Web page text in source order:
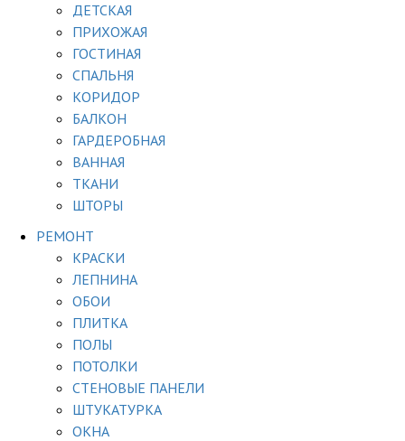
ДЕТСКАЯ
ПРИХОЖАЯ
ГОСТИНАЯ
СПАЛЬНЯ
КОРИДОР
БАЛКОН
ГАРДЕРОБНАЯ
ВАННАЯ
ТКАНИ
ШТОРЫ
РЕМОНТ
КРАСКИ
ЛЕПНИНА
ОБОИ
ПЛИТКА
ПОЛЫ
ПОТОЛКИ
СТЕНОВЫЕ ПАНЕЛИ
ШТУКАТУРКА
ОКНА